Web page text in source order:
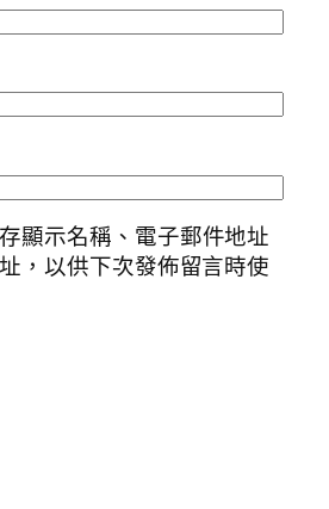
顯示名稱、電子郵件地址
，以供下次發佈留言時使